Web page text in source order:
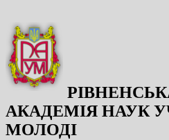
АКАДЕМІЯ НАУК
МОЛОДІ